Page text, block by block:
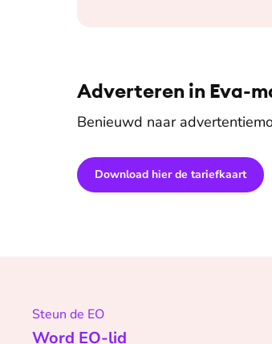
Adverteren in Eva-
Benieuwd naar
Download hier de tariefkaart
Steun de EO
Word EO-lid